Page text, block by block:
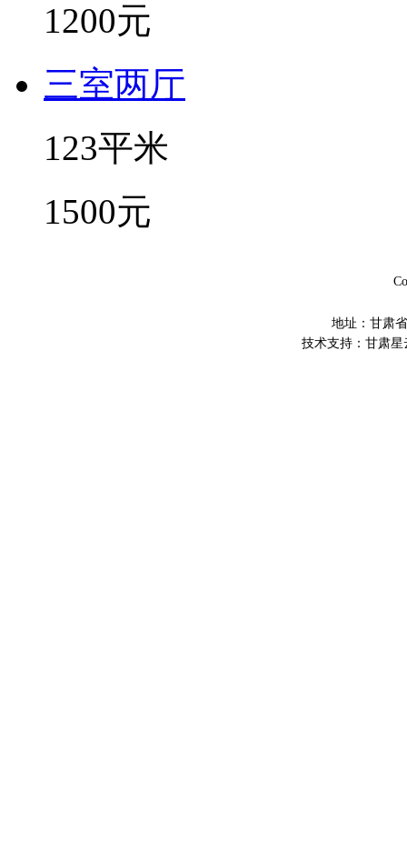
1200元
三室两厅
123平米
1500元
地址：甘肃
技术支持：甘肃星